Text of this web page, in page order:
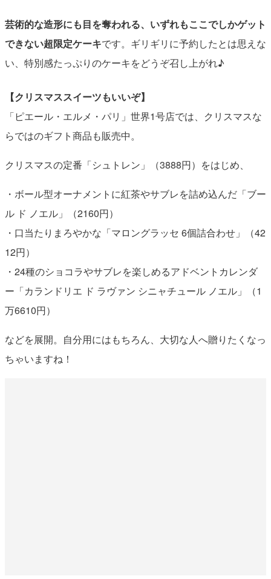
芸術的な造形にも目を奪われる、いずれもここでしかゲット
できない超限定ケーキです。ギリギリに予約したとは思えな
い、特別感たっぷりのケーキをどうぞ召し上がれ♪
【クリスマススイーツもいいぞ】
「ピエール・エルメ・パリ」世界1号店では、クリスマスな
らではのギフト商品も販売中。
クリスマスの定番「シュトレン」（3888円）をはじめ、
・ボール型オーナメントに紅茶やサブレを詰め込んだ「ブー
ル ド ノエル」（2160円）
・口当たりまろやかな「マロングラッセ 6個詰合わせ」（42
12円）
・24種のショコラやサブレを楽しめるアドベントカレンダ
ー「カランドリエ ド ラヴァン シニャチュール ノエル」（1
万6610円）
などを展開。自分用にはもちろん、大切な人へ贈りたくなっ
ちゃいますね！